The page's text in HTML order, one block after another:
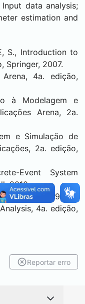
data analysis;
estimation and
S., Introduction to
Springer, 2007.
4a. edição,
à Modelagem e
Arena, 2a.
e Simulação de
2a. edição,
Event System
2010.
John Wiley, 1998.
4a. edição,
Reportar erro